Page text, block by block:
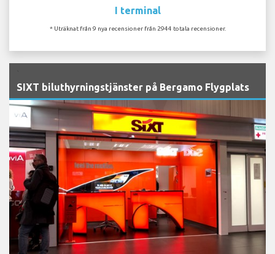
I terminal
* Uträknat från 9 nya recensioner från 2944 totala recensioner.
SIXT biluthyrningstjänster på Bergamo Flygplats